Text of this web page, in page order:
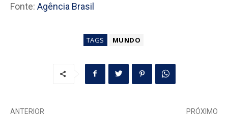
Fonte: Agência Brasil
TAGS MUNDO
ANTERIOR PRÓXIMO